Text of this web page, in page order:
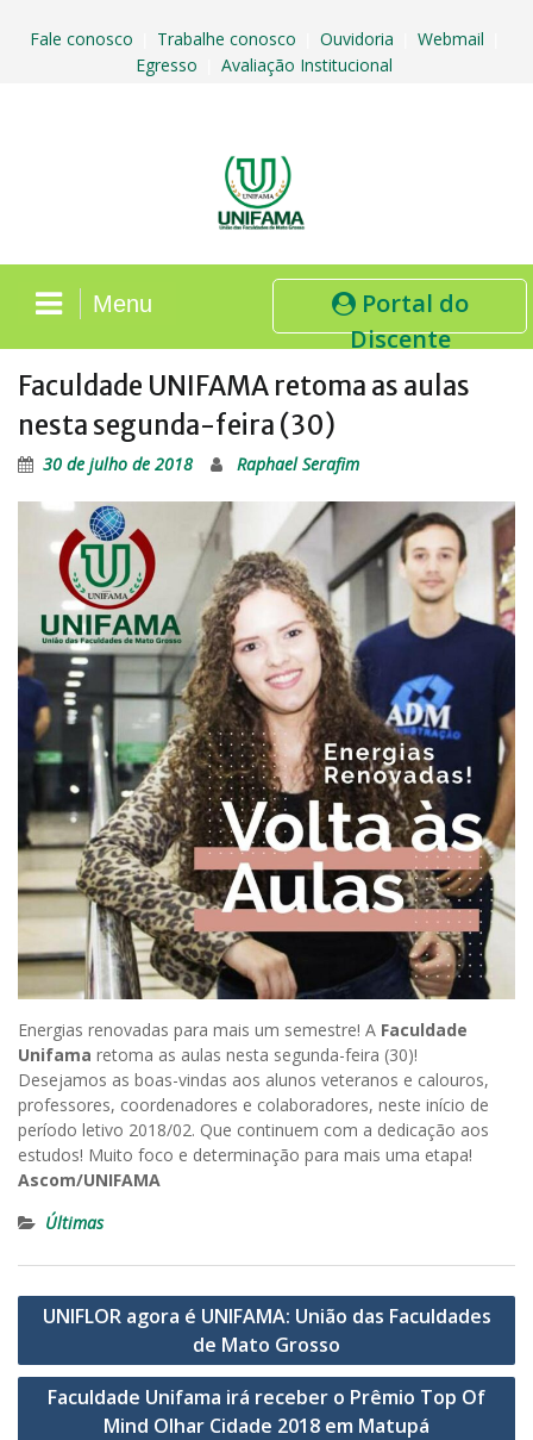
Fale conosco Trabalhe conosco Ouvidoria Webmail
Egresso Avaliação Institucional
Portal do
Discente
Menu
Faculdade UNIFAMA retoma as aulas
nesta segunda-feira (30)
30 de julho de 2018 Raphael Serafim
Energias renovadas para mais um semestre! A Faculdade
Unifama retoma as aulas nesta segunda-feira (30)!
Desejamos as boas-vindas aos alunos veteranos e calouros,
professores, coordenadores e colaboradores, neste início de
período letivo 2018/02. Que continuem com a dedicação aos
estudos! Muito foco e determinação para mais uma etapa!
Ascom/UNIFAMA
Últimas
Navegação
Post
UNIFLOR agora é UNIFAMA: União das Faculdades
de Mato Grosso
Faculdade Unifama irá receber o Prêmio Top Of
Mind Olhar Cidade 2018 em Matupá